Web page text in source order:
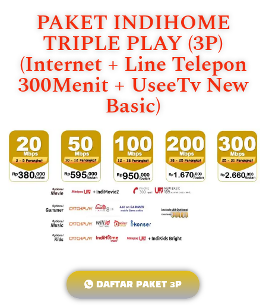
PAKET INDIHOME
TRIPLE PLAY (3P)
(Internet + Line Telepon
300Menit + UseeTv New
Basic)
DAFTAR PAKET 3P